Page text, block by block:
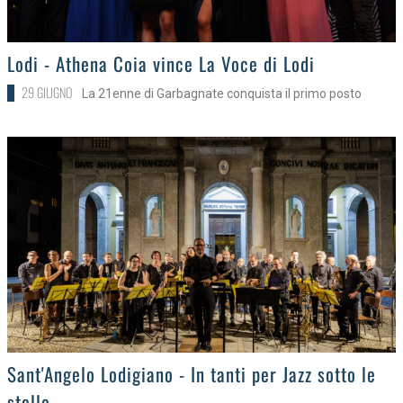
>Lodi - Athena Coia vince La Voce di Lodi
29 GIUGNO La 21enne di Garbagnate conquista il primo posto
>
Sant'Angelo Lodigiano - In tanti per Jazz sotto le